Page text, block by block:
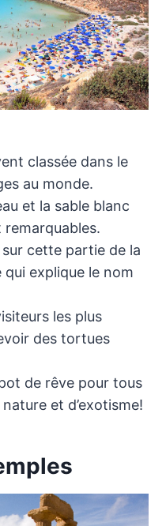
classée dans le
au monde.
et la sable blanc
sur cette partie de la
explique le nom
les plus
des tortues
de rêve pour tous
et d’exotisme!